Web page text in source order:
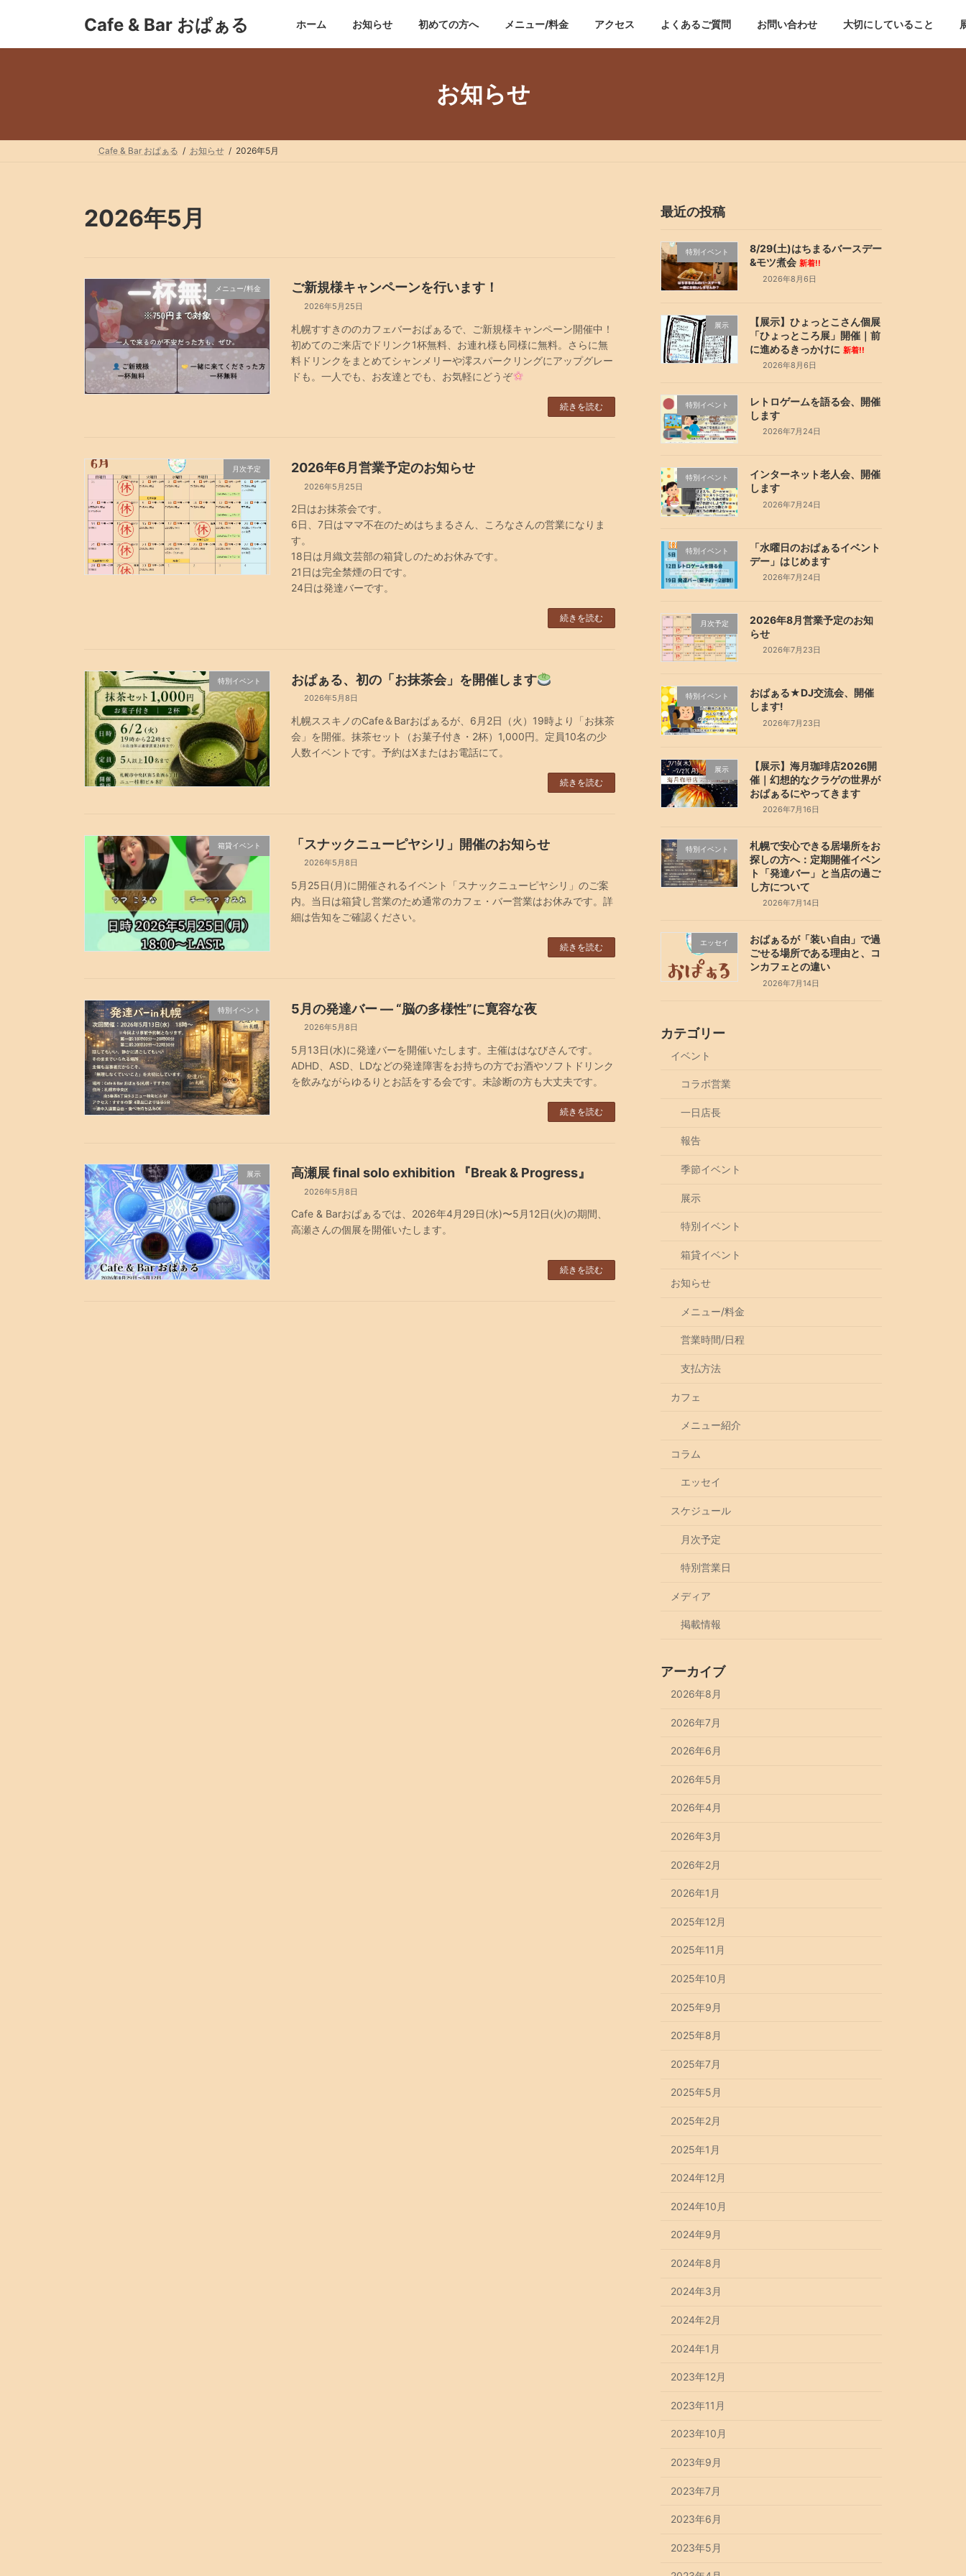
Cafe & Bar おぱぁる ホーム お知らせ 初めての方へ メニュー/料金 アクセス よくあるご質問 お問い合わせ 大切にしていること
お知らせ
Cafe & Bar おぱぁる お知らせ 2026年5月
2026年5月
メニュー/料金 ご新規様キャンペーンを行います！
2026年5月25日
札幌すすきののカフェバーおぱぁるで、ご新規様キャンペーン開催中！
初めてのご来店でドリンク1杯無料、お連れ様も同様に無料。さらに無
料ドリンクをまとめてシャンメリーや澪スパークリングにアップグレー
ドも。一人でも、お友達とでも、お気軽にどうぞ
続きを読む
月次予定 2026年6月営業予定のお知らせ
2026年5月25日
2日はお抹茶会です。
6日、7日はママ不在のためはちまるさん、ころなさんの営業になりま
す。
18日は月織文芸部の箱貸しのためお休みです。
21日は完全禁煙の日です。
24日は発達バーです。
続きを読む
特別イベント おぱぁる、初の「お抹茶会」を開催します
2026年5月8日
札幌ススキノのCafe＆Barおぱぁるが、6月2日（火）19時より「お抹茶
会」を開催。抹茶セット（お菓子付き・2杯）1,000円。定員10名の少
人数イベントです。予約はXまたはお電話にて。
続きを読む
箱貸イベント 「スナックニューピヤシリ」開催のお知らせ
2026年5月8日
5月25日(月)に開催されるイベント「スナックニューピヤシリ」のご案
内。当日は箱貸し営業のため通常のカフェ・バー営業はお休みです。詳
細は告知をご確認ください。
続きを読む
特別イベント 5月の発達バー — “脳の多様性”に寛容な夜
2026年5月8日
5月13日(水)に発達バーを開催いたします。主催ははなびさんです。
ADHD、ASD、LDなどの発達障害をお持ちの方でお酒やソフトドリンク
を飲みながらゆるりとお話をする会です。未診断の方も大丈夫です。
続きを読む
展示 高瀬展 final solo exhibition 『Break & Progress』
2026年5月8日
Cafe & Barおぱぁるでは、2026年4月29日(水)〜5月12日(火)の期間、
高瀬さんの個展を開催いたします。
続きを読む
最近の投稿
特別イベント
8/29(土)はちまるバースデー
&モツ煮会 新着!!
2026年8月6日
展示
【展示】ひょっとこさん個展
「ひょっところ展」開催｜前
に進めるきっかけに 新着!!
2026年8月6日
特別イベント
レトロゲームを語る会、開催
します
2026年7月24日
特別イベント
インターネット老人会、開催
します
2026年7月24日
特別イベント
「水曜日のおぱぁるイベント
デー」はじめます
2026年7月24日
月次予定
2026年8月営業予定のお知
らせ
2026年7月23日
特別イベント
おぱぁる★DJ交流会、開催
します!
2026年7月23日
展示
【展示】海月珈琲店2026開
催｜幻想的なクラゲの世界が
おぱぁるにやってきます
2026年7月16日
特別イベント
札幌で安心できる居場所をお
探しの方へ：定期開催イベン
ト「発達バー」と当店の過ご
し方について
2026年7月14日
エッセイ
おぱぁるが「装い自由」で過
ごせる場所である理由と、コ
ンカフェとの違い
2026年7月14日
カテゴリー
イベント
コラボ営業
一日店長
報告
季節イベント
展示
特別イベント
箱貸イベント
お知らせ
メニュー/料金
営業時間/日程
支払方法
カフェ
メニュー紹介
コラム
エッセイ
スケジュール
月次予定
特別営業日
メディア
掲載情報
アーカイブ
2026年8月
2026年7月
2026年6月
2026年5月
2026年4月
2026年3月
2026年2月
2026年1月
2025年12月
2025年11月
2025年10月
2025年9月
2025年8月
2025年7月
2025年5月
2025年2月
2025年1月
2024年12月
2024年10月
2024年9月
2024年8月
2024年3月
2024年2月
2024年1月
2023年12月
2023年11月
2023年10月
2023年9月
2023年7月
2023年6月
2023年5月